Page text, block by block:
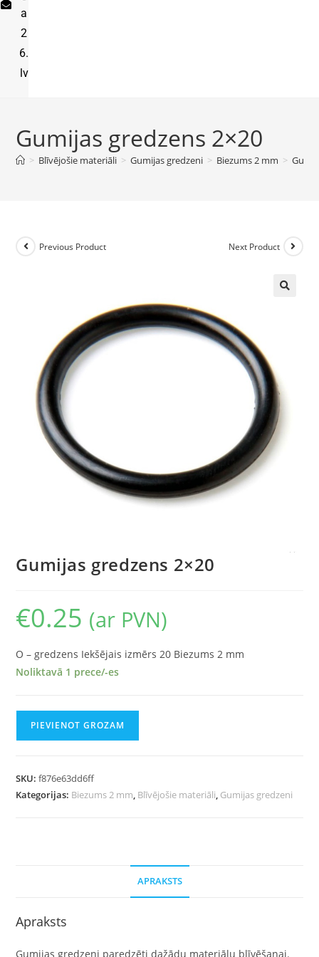
a
2
6.
lv
Gumijas gredzens 2×20
> Blīvējošie materiāli > Gumijas gredzeni > Biezums 2 mm >
Previous Product Next Product
Gumijas gredzens 2×20
€0.25 (ar PVN)
O – gredzens Iekšējais izmērs 20 Biezums 2 mm
Noliktavā 1 prece/-es
PIEVIENOT GROZAM
SKU:f876e63dd6ff
Kategorijas: Biezums 2 mm, Blīvējošie materiāli, Gumijas gredzeni
APRAKSTS
Apraksts
Gumijas gredzeni paredzēti dažādu materiālu blīvēšanai.